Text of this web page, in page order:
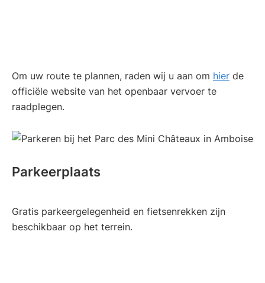
Om uw route te plannen, raden wij u aan om hier de
officiële website van het openbaar vervoer te
raadplegen.
Parkeerplaats
Gratis parkeergelegenheid en fietsenrekken zijn
beschikbaar op het terrein.